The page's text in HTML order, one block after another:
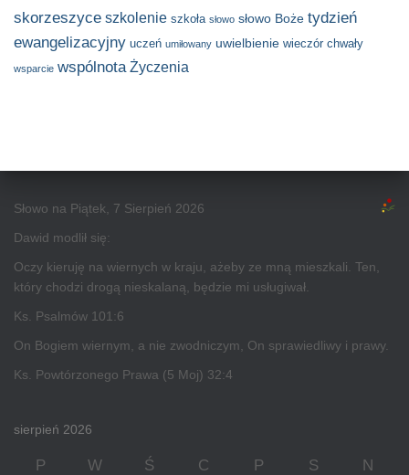
skorzeszyce szkolenie szkoła słowo słowo Boże tydzień
ewangelizacyjny uczeń umiłowany uwielbienie wieczór chwały
wsparcie wspólnota Życzenia
Słowo na Piątek, 7 Sierpień 2026
Dawid modlił się:
Oczy kieruję na wiernych w kraju, ażeby ze mną mieszkali. Ten,
który chodzi drogą nieskalaną, będzie mi usługiwał.
Ks. Psalmów 101:6
On Bogiem wiernym, a nie zwodniczym, On sprawiedliwy i prawy.
Ks. Powtórzonego Prawa (5 Moj) 32:4
sierpień 2026
P W Ś C P S N